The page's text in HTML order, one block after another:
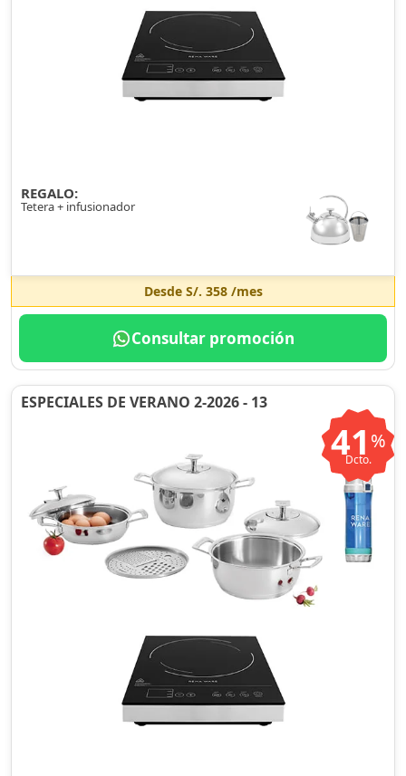
REGALO:
Tetera + infusionador
Desde S/. 358/mes
Consultar promoción
ESPECIALES DE VERANO 2-2026 - 13
41 %
Dcto.